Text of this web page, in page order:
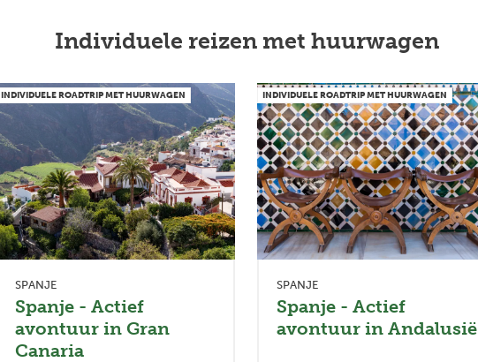
Individuele reizen met huurwagen
INDIVIDUELE ROADTRIP MET HUURWAGEN
SPANJE
Spanje - Actief
avontuur in Gran
Canaria
INDIVIDUELE ROADTRIP MET HUURWAGEN
SPANJE
Spanje - Actief
avontuur in Andalusië